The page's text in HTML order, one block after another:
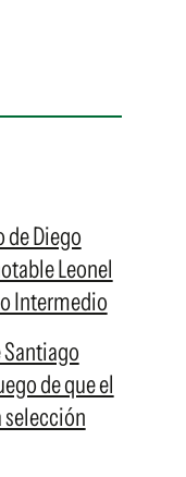
de Diego
Leonel
Intermedio
de que el
selección